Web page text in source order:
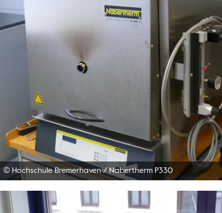
© Hochschule Bremerhaven/ Nabertherm P330